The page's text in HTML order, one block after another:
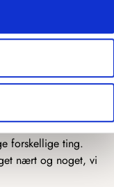
elegant og
forskellige ting.
nært og noget, vi